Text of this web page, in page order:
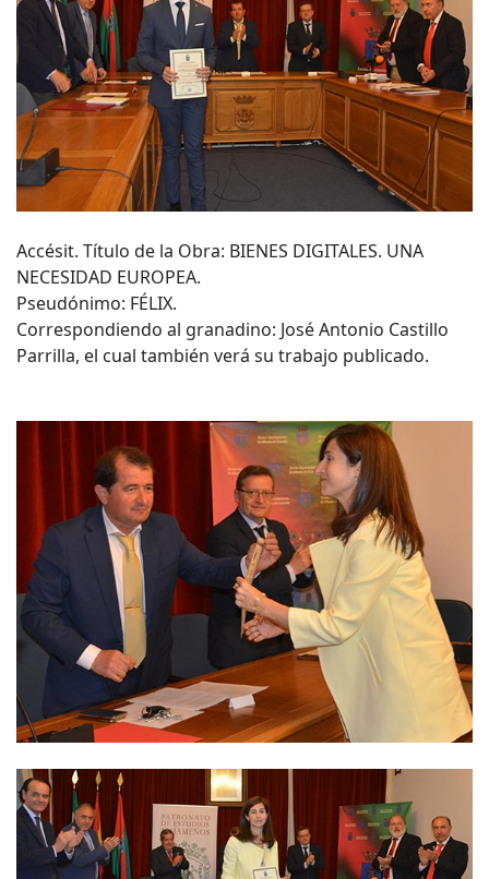
Accésit. Título de la Obra: BIENES DIGITALES. UNA
NECESIDAD EUROPEA.
Pseudónimo: FÉLIX.
Correspondiendo al granadino: José Antonio Castillo
Parrilla, el cual también verá su trabajo publicado.